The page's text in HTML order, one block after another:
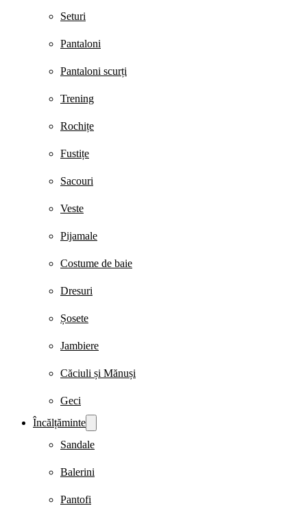
Seturi
Pantaloni
Pantaloni scurți
Trening
Rochițe
Fustițe
Sacouri
Veste
Pijamale
Costume de baie
Dresuri
Șosete
Jambiere
Căciuli și Mănuși
Geci
Încălțăminte
Sandale
Balerini
Pantofi